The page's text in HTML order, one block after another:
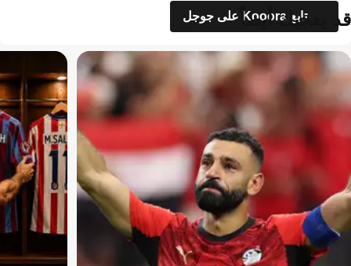
تابع Kooora على جوجل
قد يعجبك أيضاً